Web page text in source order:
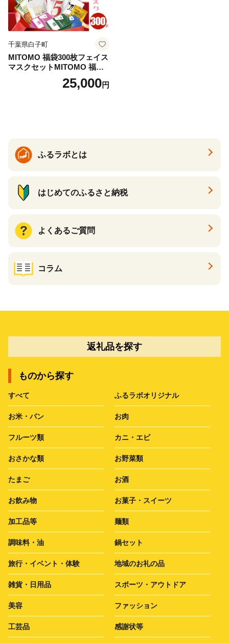
千葉県白子町
MITOMO 福袋300枚フェイス
マスクセットMITOMO 福袋3
00枚フェイスマスクセット
ふるさと納税 パック ファイ
25,000円
ふるラボとは
はじめてのふるさと納税
よくあるご質問
コラム
返礼品を探す
ものから探す
すべて ふるラボオリジナル
お米・パン お肉
フルーツ類 カニ・エビ
おさかな類 お野菜類
たまご お酒
お飲み物 お菓子・スイーツ
加工品等 麺類
調味料・油 鍋セット
旅行・イベント・体験 地域のお礼の品
雑貨・日用品 スポーツ・アウトドア
美容 ファッション
工芸品 感謝状等